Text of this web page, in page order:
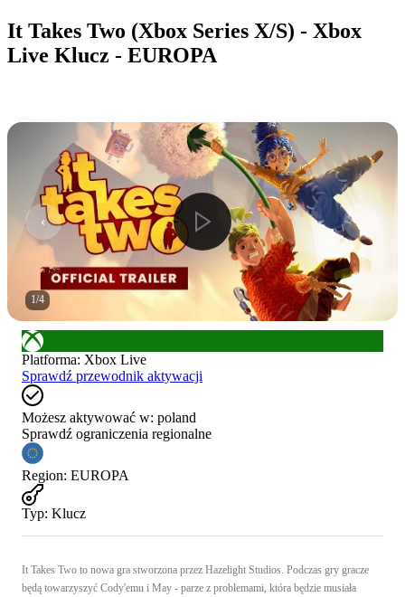
It Takes Two (Xbox Series X/S) - Xbox
Live Klucz - EUROPA
1/4
Platforma: Xbox Live
Sprawdź przewodnik aktywacji
Możesz aktywować w: poland
Sprawdź ograniczenia regionalne
Region: EUROPA
Typ: Klucz
It Takes Two to nowa gra stworzona przez Hazelight Studios. Podczas gry gracze
będą towarzyszyć Cody'emu i May - parze z problemami, która będzie musiała